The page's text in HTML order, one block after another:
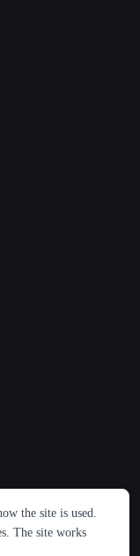
简体中文
the site is used.
The site works